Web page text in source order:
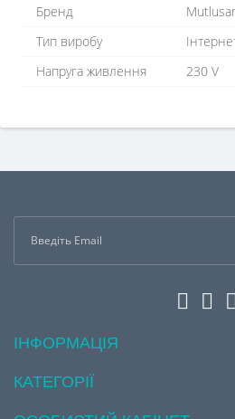
Бренд
Тип виробу
Напруга живлення
230 V
ІНФОРМАЦІЯ
КАТЕГОРІЇ